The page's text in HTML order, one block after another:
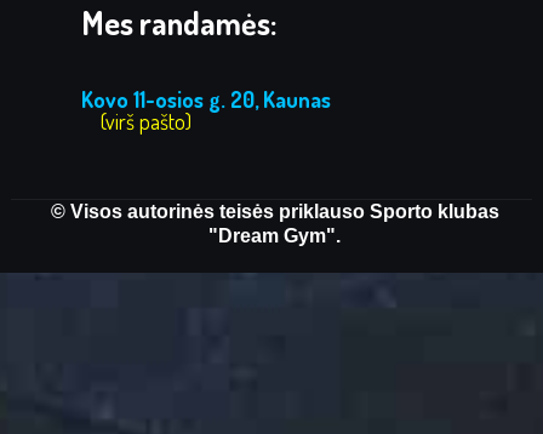
Mes randamės:
Kovo 11-osios g. 20, Kaunas
(virš pašto)
© Visos autorinės teisės priklauso Sporto klubas
"Dream Gym".